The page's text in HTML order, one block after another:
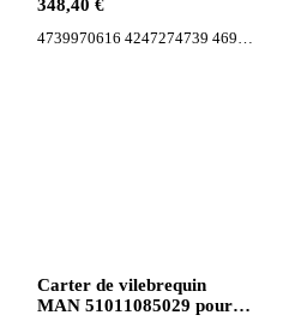
348,40 €
Carter de vilebrequin
MAN 51011085029 pour